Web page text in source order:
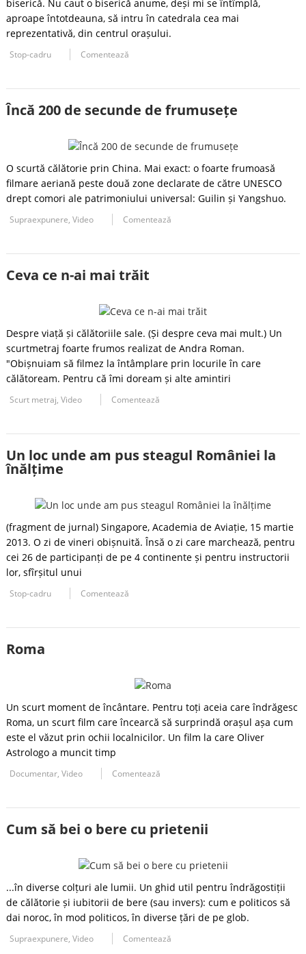
biserică. Nu caut o biserică anume, deși mi se întîmplă,
aproape întotdeauna, să intru în catedrala cea mai
reprezentativă, din centrul orașului.
Stop-cadru Comentează
Încă 200 de secunde de frumusețe
O scurtă călătorie prin China. Mai exact: o foarte frumoasă
filmare aeriană peste două zone declarate de către UNESCO
drept comori ale patrimoniului universal: Guilin și Yangshuo.
Supraexpunere,Video Comentează
Ceva ce n-ai mai trăit
Despre viață și călătoriile sale. (Și despre ceva mai mult.) Un
scurtmetraj foarte frumos realizat de Andra Roman.
"Obișnuiam să filmez la întâmplare prin locurile în care
călătoream. Pentru că îmi doream și alte amintiri
Scurt metraj,Video Comentează
Un loc unde am pus steagul României la
înălțime
(fragment de jurnal) Singapore, Academia de Aviație, 15 martie
2013. O zi de vineri obișnuită. Însă o zi care marchează, pentru
cei 26 de participanți de pe 4 continente și pentru instructorii
lor, sfîrșitul unui
Stop-cadru Comentează
Roma
Un scurt moment de încântare. Pentru toți aceia care îndrăgesc
Roma, un scurt film care încearcă să surprindă orașul așa cum
este el văzut prin ochii localnicilor. Un film la care Oliver
Astrologo a muncit timp
Documentar,Video Comentează
Cum să bei o bere cu prietenii
...în diverse colțuri ale lumii. Un ghid util pentru îndrăgostiții
de călătorie și iubitorii de bere (sau invers): cum e politicos să
dai noroc, în mod politicos, în diverse țări de pe glob.
Supraexpunere,Video Comentează